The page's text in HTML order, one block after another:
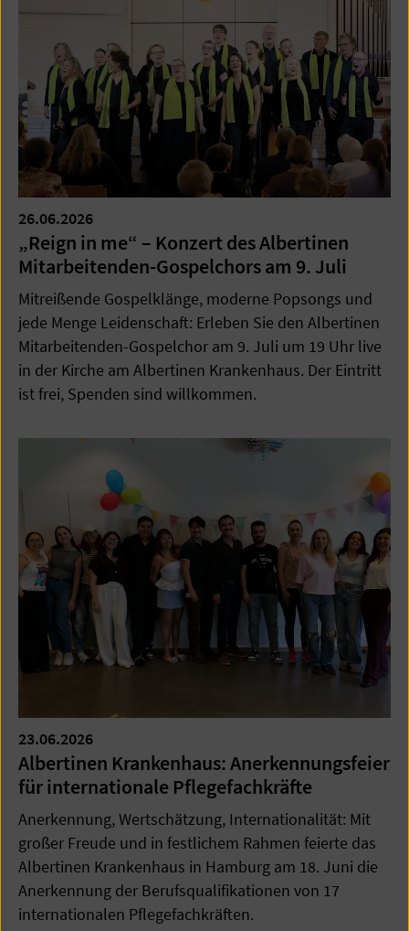
26.06.2026
„Reign in me“ – Konzert des Albertinen
Mitarbeitenden-Gospelchors am 9. Juli
Mitreißende Gospelklänge, moderne Popsongs und
jede Menge Leidenschaft: Erleben Sie den Albertinen
Mitarbeitenden-Gospelchor am 9. Juli um 19 Uhr live
in der Kirche am Albertinen Krankenhaus. Der Eintritt
ist frei, Spenden sind willkommen.
23.06.2026
Albertinen Krankenhaus: Anerkennungsfeier
für internationale Pflegefachkräfte
Anerkennung, Wertschätzung, Internationalität: Mit
großer Freude und in festlichem Rahmen feierte das
Albertinen Krankenhaus in Hamburg am 18. Juni die
Anerkennung der Berufsqualifikationen von 17
internationalen Pflegefachkräften.